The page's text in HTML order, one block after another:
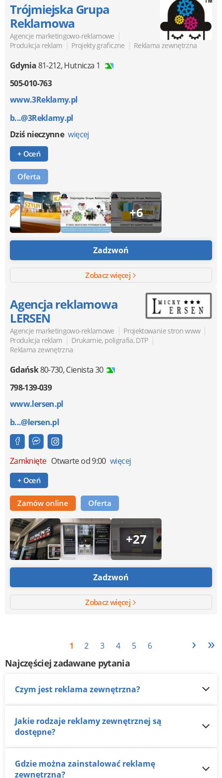
Trójmiejska Grupa
Reklamowa
Agencje marketingowo-reklamowe |
Produkcja reklam | Projekty graficzne | Reklama zewnętrzna
Gdynia81-212,Hutnicza 1
505-010-763
www.3Reklamy.pl
b...@3Reklamy.pl
Dziś nieczynne więcej
+ Oceń
Oferta
+6
Zadzwoń
Zobacz więcej
Agencja reklamowa
LERSEN
Agencje marketingowo-reklamowe | Projektowanie stron www |
Produkcja reklam | Drukarnie, poligrafia, DTP |
Reklama zewnętrzna
Gdańsk80-730,Cienista 30
798-139-039
www.lersen.pl
b...@lersen.pl
Zamknięte Otwarte od 9:00 więcej
+ Oceń
Zamów online Oferta
+27
Zadzwoń
Zobacz więcej
1 2 3 4 5 6 › »
Najczęściej zadawane pytania
Czym jest reklama zewnętrzna?
Jakie rodzaje reklamy zewnętrznej są
dostępne?
Gdzie można zainstalować reklamę
zewnętrzną?